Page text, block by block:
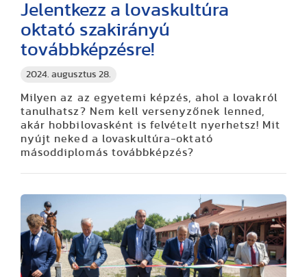
2024. augusztus 28.
Jelentkezz a lovaskultúra
oktató szakirányú
továbbképzésre!
Milyen az az egyetemi képzés, ahol a lovakról
tanulhatsz? Nem kell versenyzőnek lenned,
akár hobbilovasként is felvételt nyerhetsz! Mit
nyújt neked a lovaskultúra-oktató
másoddiplomás továbbképzés?